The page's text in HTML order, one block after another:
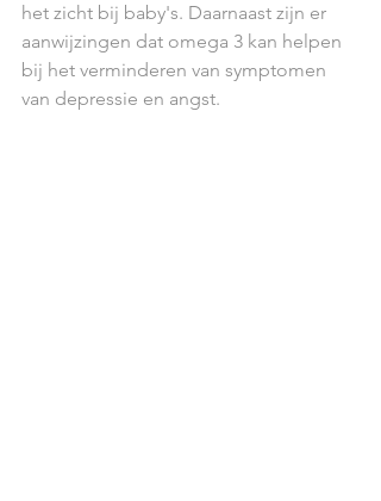
het zicht bij baby's. Daarnaast zijn er
aanwijzingen dat omega 3 kan helpen
bij het verminderen van symptomen
van depressie en angst.